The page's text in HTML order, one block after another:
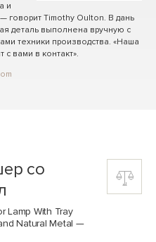
и
говорит Timothy Oulton. В дань
деталь выполнена вручную с
техники производства. «Наша
вами в контакт».
со
Lamp With Tray
Natural Metal —